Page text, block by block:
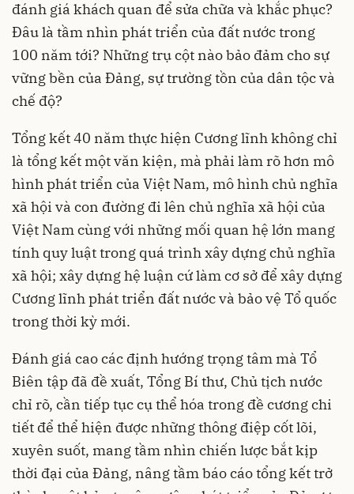
đánh giá khách quan để sửa chữa và khắc phục?
Đâu là tầm nhìn phát triển của đất nước trong
100 năm tới? Những trụ cột nào bảo đảm cho sự
vững bền của Đảng, sự trường tồn của dân tộc và
chế độ?
Tổng kết 40 năm thực hiện Cương lĩnh không chỉ
là tổng kết một văn kiện, mà phải làm rõ hơn mô
hình phát triển của Việt Nam, mô hình chủ nghĩa
xã hội và con đường đi lên chủ nghĩa xã hội của
Việt Nam cùng với những mối quan hệ lớn mang
tính quy luật trong quá trình xây dựng chủ nghĩa
xã hội; xây dựng hệ luận cứ làm cơ sở để xây dựng
Cương lĩnh phát triển đất nước và bảo vệ Tổ quốc
trong thời kỳ mới.
Đánh giá cao các định hướng trọng tâm mà Tổ
Biên tập đã đề xuất, Tổng Bí thư, Chủ tịch nước
chỉ rõ, cần tiếp tục cụ thể hóa trong đề cương chi
tiết để thể hiện được những thông điệp cốt lõi,
xuyên suốt, mang tầm nhìn chiến lược bắt kịp
thời đại của Đảng, nâng tầm báo cáo tổng kết trở